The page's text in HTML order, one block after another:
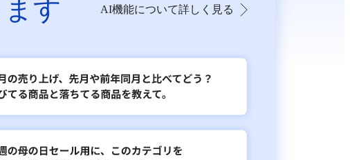
す AI機能について詳しく見る